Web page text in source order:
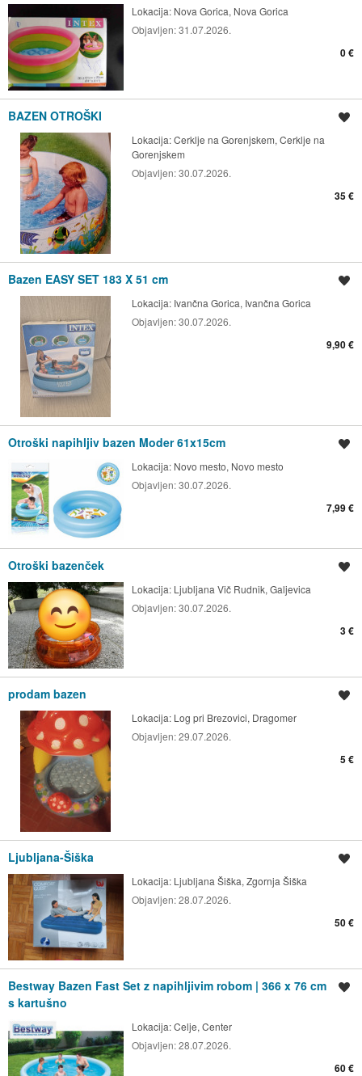
Lokacija: Nova Gorica, Nova Gorica
Objavljen:31.07.2026.
0 €
BAZEN OTROŠKI
Lokacija:Cerklje na Gorenjskem, Cerklje na
Gorenjskem
Objavljen:30.07.2026.
35 €
Bazen EASY SET 183 X 51 cm
Lokacija: Ivančna Gorica, Ivančna Gorica
Objavljen:30.07.2026.
9,90 €
Otroški napihljiv bazen Moder 61x15cm
Lokacija: Novo mesto, Novo mesto
Objavljen:30.07.2026.
7,99 €
Otroški bazenček
Lokacija: Ljubljana Vič Rudnik, Galjevica
Objavljen:30.07.2026.
3 €
prodam bazen
Lokacija: Log pri Brezovici, Dragomer
Objavljen:29.07.2026.
5 €
Ljubljana-Šiška
Lokacija: Ljubljana Šiška, Zgornja Šiška
Objavljen:28.07.2026.
50 €
Bestway Bazen Fast Set z napihljivim robom | 366 x 76 cm
s kartušno
Lokacija:Celje, Center
Objavljen:28.07.2026.
60 €